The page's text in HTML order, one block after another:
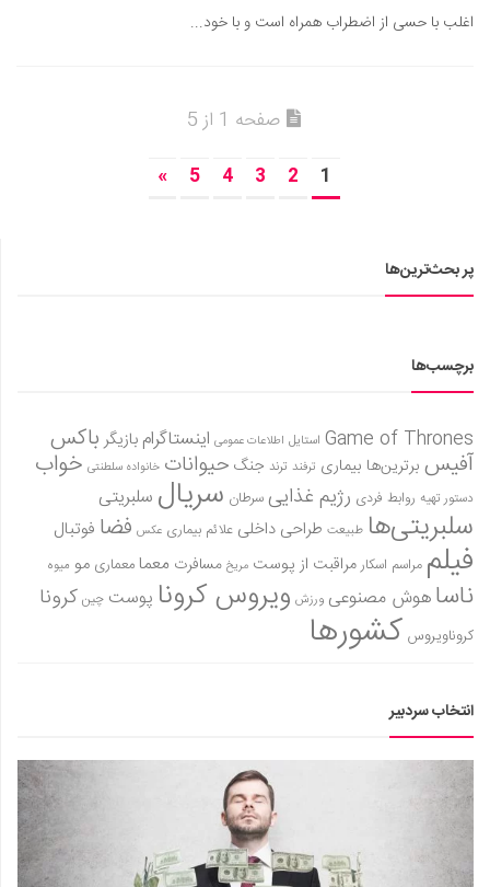
اغلب با حسی از اضطراب همراه است و با خود...
صفحه 1 از 5
1
2
3
4
5
»
پر بحث‌ترین‌ها
برچسب‌ها
Game of Thrones استایل اطلاعات عمومی اینستاگرام بازیگر باکس
آفیس برترین‌ها بیماری ترفند ترند جنگ حیوانات خانواده سلطنتی خواب
دستور تهیه روابط فردی رژیم غذاییسرطان سریال سلبریتی
سلبریتی‌ها طبیعت طراحی داخلی علائم بیماری عکس فضا فوتبال
فیلم مراسم اسکارمراقبت از پوست مریخ مسافرت معمامعماری مو میوه
ناساهوش مصنوعی ورزش ویروس کرونا پوست چین کرونا
کروناویروس کشورها
انتخاب سردبیر